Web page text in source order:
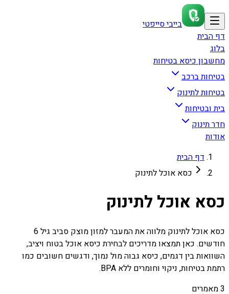
בייבי סייפטי
דף הבית
בלוג
מחשבון כיסא בטיחות
בטיחות ברכב
בטיחות לתינוק
בית ובטיחות
חדר תינוק
אודות
דף הבית
כסא אוכל לתינוק
כסא אוכל לתינוק
כסא אוכל לתינוק מלווה את המעבר למזון מוצק סביב גיל 6
חודשים. כאן תמצאו מדריכים לבחירת כיסא אוכל בטוח ויציב,
השוואות בין דגמים, כיסא גבוה מול נמוך, ודגשים חשובים כמו
רתמת בטיחות, ניקוי וחומרים ללא BPA.
3מאמרים